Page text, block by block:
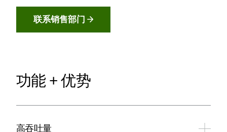
联系销售部门
功能 + 优势
高吞吐量